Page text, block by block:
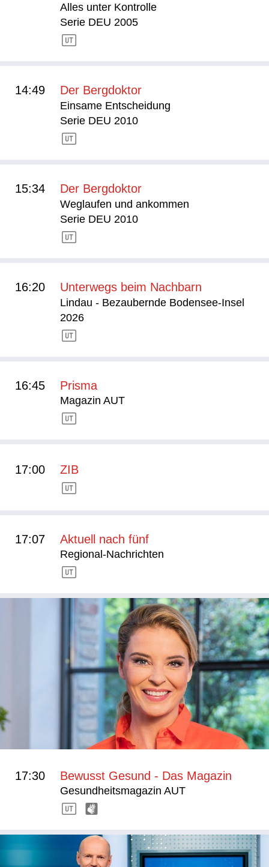
Alles unter Kontrolle
Serie DEU 2005
14:49 Der Bergdoktor
Einsame Entscheidung
Serie DEU 2010
15:34 Der Bergdoktor
Weglaufen und ankommen
Serie DEU 2010
16:20 Unterwegs beim Nachbarn
Lindau - Bezaubernde Bodensee-Insel
2026
16:45 Prisma
Magazin AUT
17:00 ZIB
17:07 Aktuell nach fünf
Regional-Nachrichten
17:30 Bewusst Gesund - Das Magazin
Gesundheitsmagazin AUT